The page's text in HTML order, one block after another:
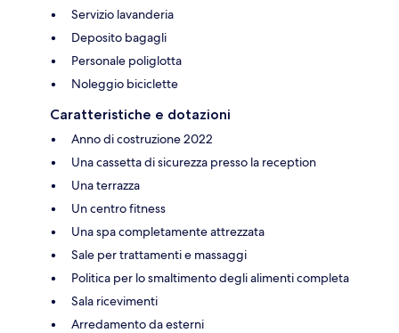
Servizio lavanderia
Deposito bagagli
Personale poliglotta
Noleggio biciclette
Caratteristiche e dotazioni
Anno di costruzione 2022
Una cassetta di sicurezza presso la reception
Una terrazza
Un centro fitness
Una spa completamente attrezzata
Sale per trattamenti e massaggi
Politica per lo smaltimento degli alimenti completa
Sala ricevimenti
Arredamento da esterni